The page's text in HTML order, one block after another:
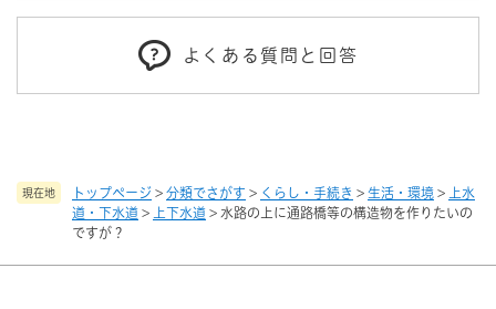
現在地 トップページ > 分類でさがす > くらし・手続き > 生活・環境 >
上水
道・下水道 > 上下水道 > 水路の上に通路橋等の構造物を作りたいの
ですが？
よくある質問と回答